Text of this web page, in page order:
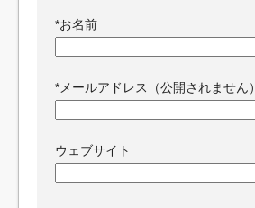
*お名前
*メールアドレス（公開されません）
ウェブサイト